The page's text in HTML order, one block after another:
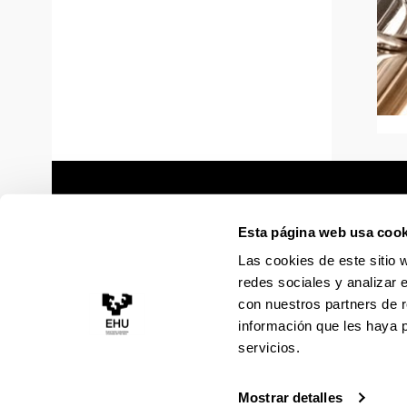
Esta página web usa
Las cookies de este sitio
redes sociales y analizar
con nuestros partners de
información que les haya
servicios.
Mostrar detalles